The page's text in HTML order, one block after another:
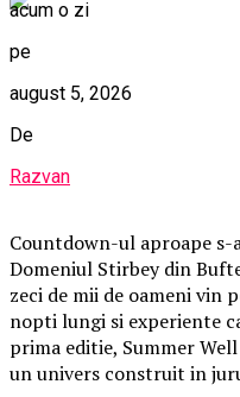
acum o zi
pe
august 5, 2026
De
Razvan
Countdown-ul aproape s-
Domeniul Stirbey din
zeci de mii de oameni vin
nopti lungi si experiente
prima editie, Summer
un univers construit in